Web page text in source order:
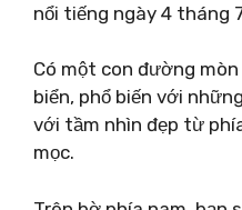
nổi tiếng ngày 4 tháng
Có một con đường
biển, phổ biến với
với tầm nhìn đẹp từ
mọc.